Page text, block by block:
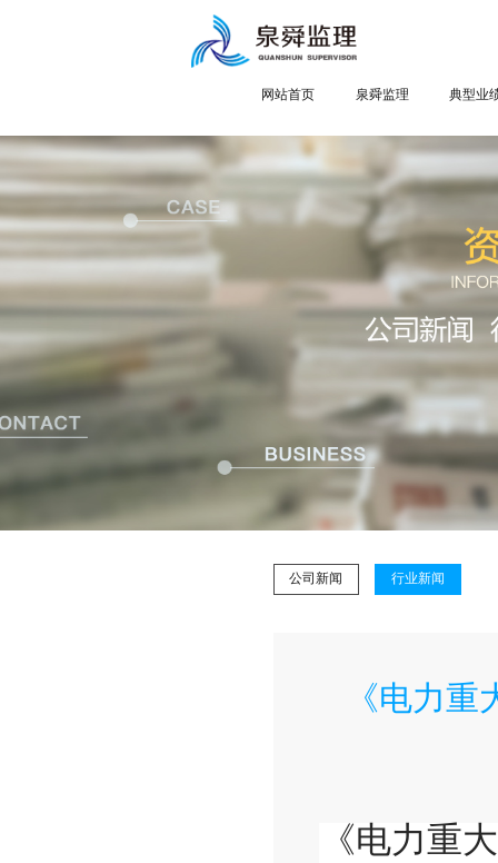
网站首页 泉舜监理 典型业
公司新闻 行业新闻
《电力
《电力重